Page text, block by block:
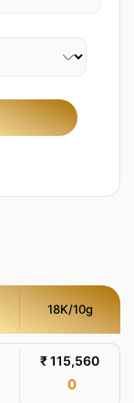
18K/10g
₹ 115,560
0